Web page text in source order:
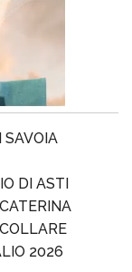
DI ASTI
2026